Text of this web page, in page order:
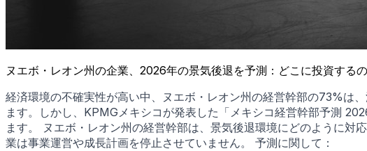
ヌエボ・レオン州の企業、2026年の景気後退を予測：どこに投資する
経済環境の不確実性が高い中、ヌエボ・レオン州の経営幹部の73%は
ます。しかし、KPMGメキシコが発表した「メキシコ経営幹部予測
ます。 ヌエボ・レオン州の経営幹部は、景気後退環境にどのように
業は事業運営や成長計画を停止させていません。 予測に関して：